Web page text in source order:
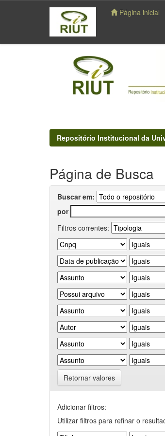
navigation
Página inicial
Repositório Institucional da
Página de Busca
Buscar em:
por
Filtros correntes:
Retornar valores
Adicionar filtros:
Utilizar filtros para refinar o